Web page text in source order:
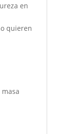
en
quieren